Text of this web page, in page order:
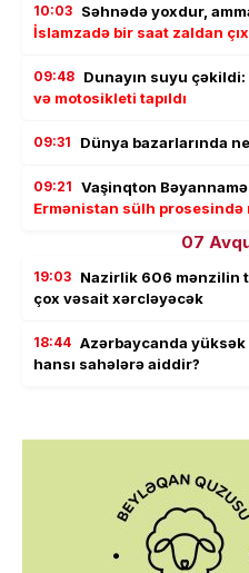
10:03 Səhnədə yoxdur,
İslamzadə bir saat zaldan
09:48 Dunayın suyu çəkildi:
və motosikleti tapıldı
09:31 Dünya bazarlarında
09:21 Vaşinqton
Ermənistan sülh prosesində
07
19:03 Nazirlik 606 mənzilin
çox vəsait xərcləyəcək
18:44 Azərbaycanda
hansı sahələrə aiddir?